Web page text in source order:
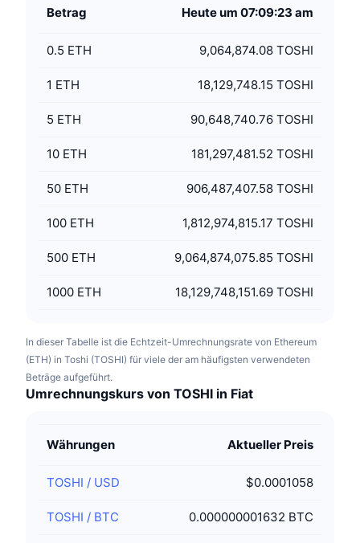
Betrag Heute um 07:09:23 am
0.5 ETH 9,064,874.08 TOSHI
1 ETH 18,129,748.15 TOSHI
5 ETH 90,648,740.76 TOSHI
10 ETH 181,297,481.52 TOSHI
50 ETH 906,487,407.58 TOSHI
100 ETH 1,812,974,815.17 TOSHI
500 ETH 9,064,874,075.85 TOSHI
1000 ETH 18,129,748,151.69 TOSHI
In dieser Tabelle ist die Echtzeit-Umrechnungsrate von Ethereum
(ETH) in Toshi (TOSHI) für viele der am häufigsten verwendeten
Beträge aufgeführt.
Umrechnungskurs von TOSHI in Fiat
Währungen Aktueller Preis
TOSHI / USD $0.0001058
TOSHI / BTC 0.000000001632 BTC